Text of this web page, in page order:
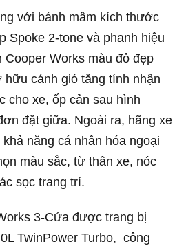
với bánh mâm kích thước
Spoke 2-tone và phanh hiệu
Cooper Works màu đỏ đẹp
hữu cánh gió tăng tính nhận
cho xe, ốp cản sau hình
đặt giữa. Ngoài ra, hãng xe
năng cá nhân hóa ngoại
màu sắc, từ thân xe, nóc
sọc trang trí.
3-Cửa được trang bị
TwinPower Turbo, công